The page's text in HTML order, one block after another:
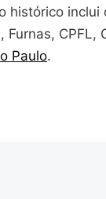
histórico
Furnas, CPFL,
Paulo.